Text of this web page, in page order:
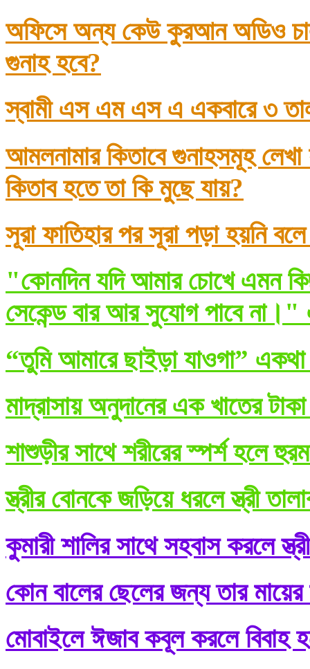
অফিসে অন্য কেউ কুরআন অডিও
গুনাহ হবে?
স্বামী এস এম এস এ একবারে ৩
আমলনামার কিতাবে গুনাহসমূহ
কিতাব হতে তা কি মুছে যায়?
সূরা ফাতিহার পর সূরা পড়া হয়নি
"কোনদিন যদি আমার চোখে এমন
সেকেন্ড বার আর সুযোগ পাবে না।"
“তুমি আমারে ছাইড়া যাওগা” একথা
মাদ্রাসায় অনুদানের এক খাতের
শাশুড়ীর সাথে শরীরের স্পর্শ হলে
স্ত্রীর বোনকে জড়িয়ে ধরলে স্ত্রী
কুমারী শালির সাথে সহবাস করলে
কোন বালের ছেলের জন্য তার মায়ের
মোবাইলে ঈজাব কবূল করলে বিবাহ